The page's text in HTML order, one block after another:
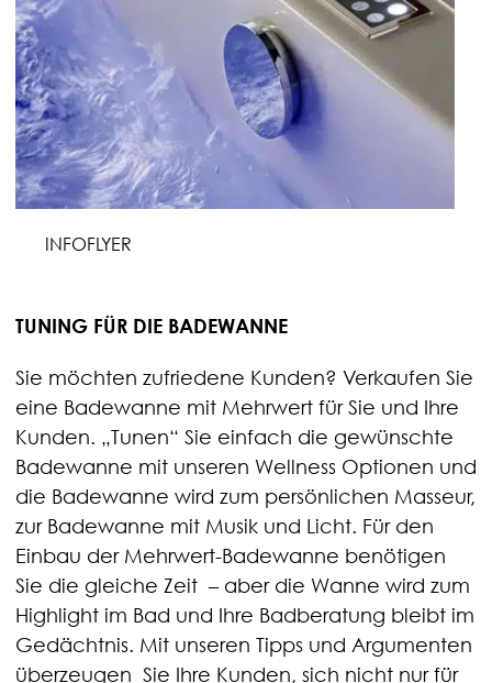
INFOFLYER
TUNING FÜR DIE BADEWANNE
Sie möchten zufriedene Kunden? Verkaufen Sie
eine Badewanne mit Mehrwert für Sie und Ihre
Kunden. „Tunen“ Sie einfach die gewünschte
Badewanne mit unseren Wellness Optionen und
die Badewanne wird zum persönlichen Masseur,
zur Badewanne mit Musik und Licht. Für den
Einbau der Mehrwert-Badewanne benötigen
Sie die gleiche Zeit – aber die Wanne wird zum
Highlight im Bad und Ihre Badberatung bleibt im
Gedächtnis. Mit unseren Tipps und Argumenten
überzeugen Sie Ihre Kunden, sich nicht nur für